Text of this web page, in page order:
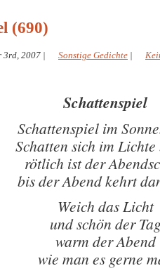
(690)
3rd, 2007 | Sonstige Gedichte |
Schattenspiel
Schattenspiel im
Schatten sich im
rötlich ist der
bis der Abend kehrt
Weich das Licht
und schön der
warm der Abend
wie man es gerne